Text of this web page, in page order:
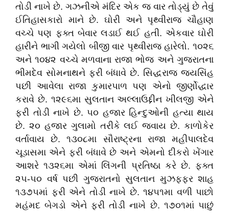
તોડી નાખે છે. ગઝનીએ મંદિર એક જ વાર તોડ્યું છે તેવું
ઈતિહાસકારો માને છે. ઘોરી અને પૃથ્વીરાજ ચૌહાણ
વચ્ચે પણ ફક્ત બેવાર લડાઈ થઈ હતી. એકવાર ઘોરી
હારીને ભાગી ગયેલો બીજી વાર પૃથ્વીરાજ હારેલો. ૧૦૨૬
અને ૧૦૪૨ વચ્ચે મળવાના રાજા ભોજ અને ગુજરાતના
ભીમદેવ સોમનાથને ફરી બંધાવે છે. સિદ્ધરાજ જયસિંહ
પછી આવેલા રાજા કુમારપાળ પણ એનો જીર્ણોદ્ધાર
કરાવે છે. ૧૨૯૬મા સુલતાન અલ્લાઉદ્દીન ખીલજી એને
ફરી તોડી નાખે છે. ૫૦ હજાર હિન્દુઓની હત્યા થાય
છે. ૨૦ હજાર ગુલામો તરીકે લઈ જવાય છે. કાળોકેર
વર્તાવાય છે. ૧૩૦૮મા સૌરાષ્ટ્રના રાજા મહીપાલદેવ
ચૂડાસમા એને ફરી બંધાવે છે અને એમનો દીકરો ખેંગાર
આશરે ૧૩૨૬મા એમાં લિંગની પ્રતિષ્ઠા કરે છે. ફક્ત
૨૫-૫૦ વર્ષ પછી ગુજરાતનો સુલતાન મુઝફ્ફર શાહ
૧૩૭૫માં ફરી એને તોડી નાખે છે. ૧૪૫૧મા વળી પાછો
મહંમદ બેગડો એને ફરી તોડી નાખે છે. ૧૭૦૧માં પાછું